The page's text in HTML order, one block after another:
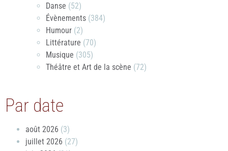
Danse (52)
Évènements (384)
Humour (2)
Littérature (70)
Musique (305)
Théâtre et Art de la scène (72)
Par date
août 2026 (3)
juillet 2026 (27)